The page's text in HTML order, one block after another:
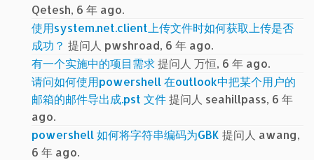
Qetesh, 6 年 ago.
使用system.net.client上传文件时如何获取上传是否
成功？ 提问人 pwshroad, 6 年 ago.
有一个实施中的项目需求提问人 万恒, 6 年 ago.
请问如何使用powershell 在outlook中把某个用户的
邮箱的邮件导出成.pst 文件提问人 seahillpass, 6 年
ago.
powershell 如何将字符串编码为GBK 提问人 awang,
6 年 ago.